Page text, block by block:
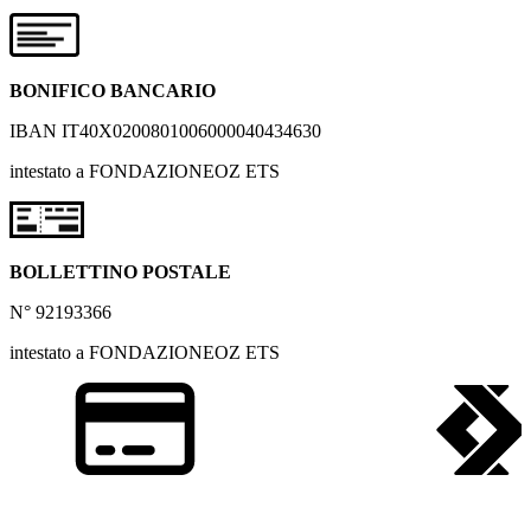
BONIFICO BANCARIO
IBAN IT40X0200801006000040434630
intestato a FONDAZIONEOZ ETS
BOLLETTINO POSTALE
N° 92193366
intestato a FONDAZIONEOZ ETS